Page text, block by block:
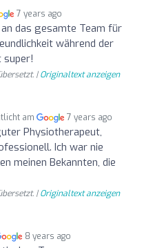
7 years ago
an das gesamte Team für
während der
super!
|Originaltext anzeigen
am 7 years ago
Physiotherapeut,
Ich war nie
meinen Bekannten, die
|Originaltext anzeigen
8 years ago